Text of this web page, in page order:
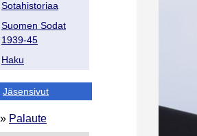
Sotahistoriaa
Suomen Sodat
1939-45
Haku
Jäsensivut
» Palaute